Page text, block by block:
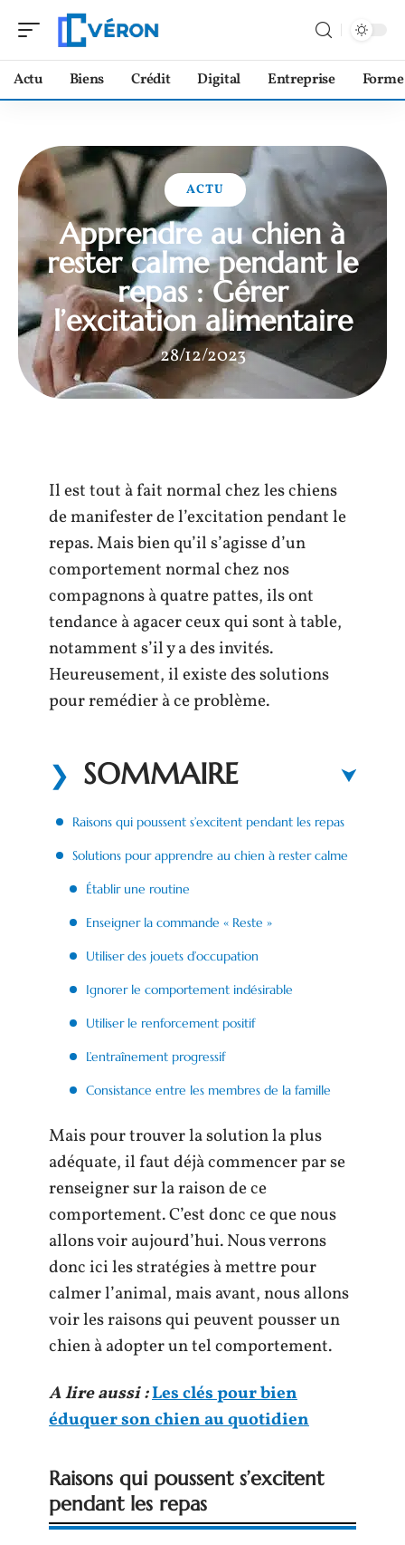
Actu Biens Crédit Digital Entreprise Forme
ACTU
Apprendre au chien à
rester calme pendant le
repas : Gérer
l’excitation alimentaire
28/12/2023
Il est tout à fait normal chez les chiens
de manifester de l’excitation pendant le
repas. Mais bien qu’il s’agisse d’un
comportement normal chez nos
compagnons à quatre pattes, ils ont
tendance à agacer ceux qui sont à table,
notamment s’il y a des invités.
Heureusement, il existe des solutions
pour remédier à ce problème.
SOMMAIRE
Raisons qui poussent s’excitent pendant les repas
Solutions pour apprendre au chien à rester calme
Établir une routine
Enseigner la commande « Reste »
Utiliser des jouets d’occupation
Ignorer le comportement indésirable
Utiliser le renforcement positif
L’entraînement progressif
Consistance entre les membres de la famille
Mais pour trouver la solution la plus
adéquate, il faut déjà commencer par se
renseigner sur la raison de ce
comportement. C’est donc ce que nous
allons voir aujourd’hui. Nous verrons
donc ici les stratégies à mettre pour
calmer l’animal, mais avant, nous allons
voir les raisons qui peuvent pousser un
chien à adopter un tel comportement.
A lire aussi :Les clés pour bien
éduquer son chien au quotidien
Raisons qui poussent s’excitent
pendant les repas